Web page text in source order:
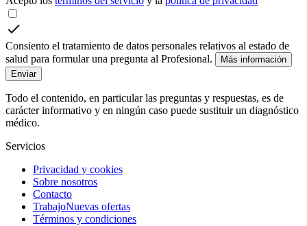
Consiento el tratamiento de datos personales relativos al estado de
salud para formular una pregunta al Profesional.
Más información
Enviar
Todo el contenido, en particular las preguntas y respuestas, es de
carácter informativo y en ningún caso puede sustituir un diagnóstico
médico.
Servicios
Privacidad y cookies
Sobre nosotros
Contacto
TrabajoNuevas ofertas
Términos y condiciones